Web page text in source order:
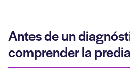
Antes de un
comprender la